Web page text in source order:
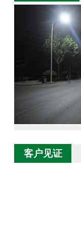
客户见证